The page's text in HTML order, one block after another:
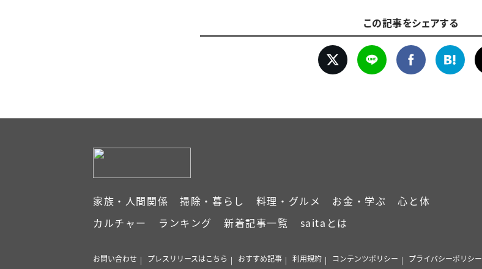
この記事をシェアする
家族・人間関係 掃除・暮らし 料理・グルメ お金・学ぶ
心と体
カルチャー
ランキング 新着記事一覧 saitaとは
お問い合わせ プレスリリースはこちら おすすめ記事 利用規約 コンテンツポリシー プライバシーポリシー